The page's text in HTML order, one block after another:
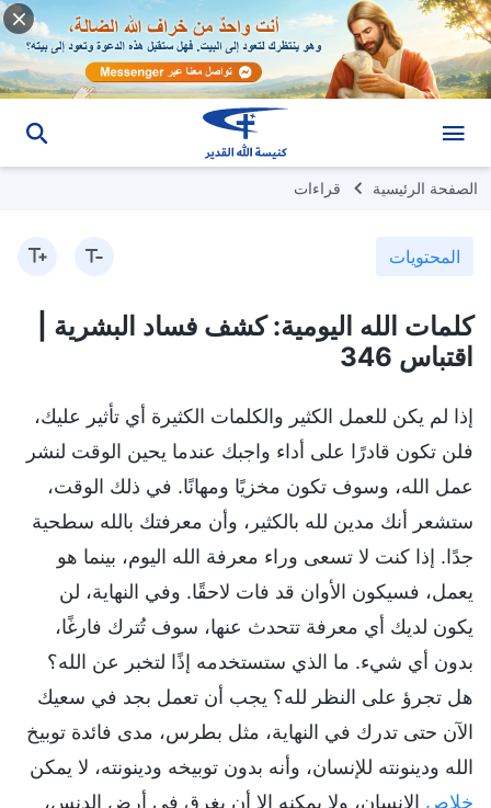
الصفحة الرئيسية قراءات
المحتويات
كلمات الله اليومية: كشف فساد البشرية |
اقتباس 346
إذا لم يكن للعمل الكثير والكلمات الكثيرة أي تأثير عليك،
فلن تكون قادرًا على أداء واجبك عندما يحين الوقت لنشر
عمل الله، وسوف تكون مخزيًا ومهانًا. في ذلك الوقت،
ستشعر أنك مدين لله بالكثير، وأن معرفتك بالله سطحية
جدًا. إذا كنت لا تسعى وراء معرفة الله اليوم، بينما هو
يعمل، فسيكون الأوان قد فات لاحقًا. وفي النهاية، لن
يكون لديك أي معرفة تتحدث عنها، سوف تُترك فارغًا،
بدون أي شيء. ما الذي ستستخدمه إذًا لتخبر عن الله؟
هل تجرؤ على النظر لله؟ يجب أن تعمل بجد في سعيك
الآن حتى تدرك في النهاية، مثل بطرس، مدى فائدة توبيخ
الله ودينونته للإنسان، وأنه بدون توبيخه ودينونته، لا يمكن
خلاص الإنسان، ولا يمكنه إلا أن يغرق في أرض الدنس،